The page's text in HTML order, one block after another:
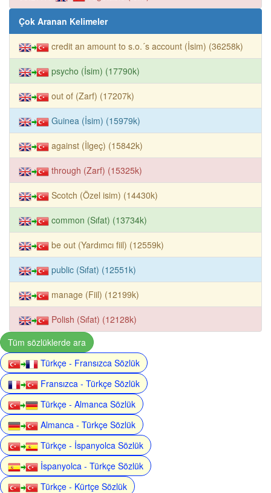
Çok Aranan Kelimeler
credit an amount to s.o.´s account (İsim) (36258k)
psycho (İsim) (17790k)
out of (Zarf) (17207k)
Guinea (İsim) (15979k)
against (İlgeç) (15842k)
through (Zarf) (15325k)
Scotch (Özel isim) (14430k)
common (Sıfat) (13734k)
be out (Yardımcı fiil) (12559k)
public (Sıfat) (12551k)
manage (Fiil) (12199k)
Polish (Sıfat) (12128k)
Tüm sözlüklerde ara
Türkçe - Fransızca Sözlük
Fransızca - Türkçe Sözlük
Türkçe - Almanca Sözlük
Almanca - Türkçe Sözlük
Türkçe - İspanyolca Sözlük
İspanyolca - Türkçe Sözlük
Türkçe - Kürtçe Sözlük